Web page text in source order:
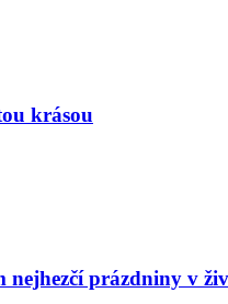
krásou
nejhezčí prázdniny v